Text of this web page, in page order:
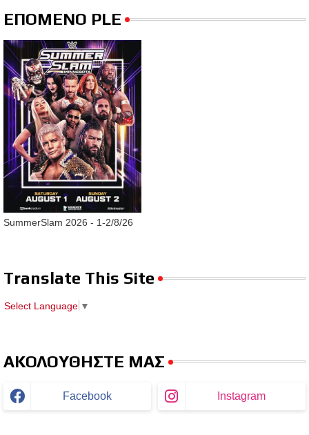
ΕΠΟΜΕΝΟ PLE
SummerSlam 2026 - 1-2/8/26
Translate This Site
Select Language ▼
ΑΚΟΛΟΥΘΗΣΤΕ ΜΑΣ
Facebook Instagram